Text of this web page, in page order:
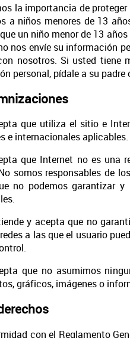
la importancia de
a niños menores de 13
un niño menor de 13
nos envíe su información
nosotros. Si usted tiene
personal, pídale a su
que utiliza el sitio e
e internacionales aplicables.
que Internet no es una
somos responsables de
no podemos garantizar
y acepta que no
a las que el usuario
que no asumimos
gráficos, imágenes o
con el Reglamento